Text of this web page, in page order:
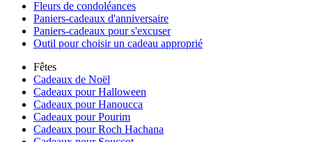
Fleurs de condoléances
Paniers-cadeaux d'anniversaire
Paniers-cadeaux pour s'excuser
Outil pour choisir un cadeau approprié
Fêtes
Cadeaux de Noël
Cadeaux pour Halloween
Cadeaux pour Hanoucca
Cadeaux pour Pourim
Cadeaux pour Roch Hachana